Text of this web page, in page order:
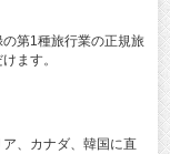
第1種旅行業の正規旅
ます。
、カナダ、韓国に直